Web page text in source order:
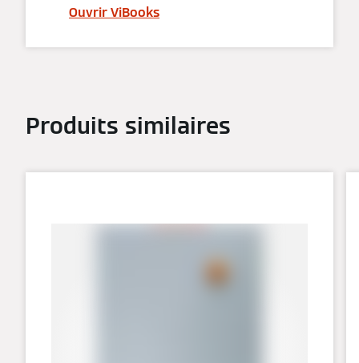
Ouvrir ViBooks
Produits similaires